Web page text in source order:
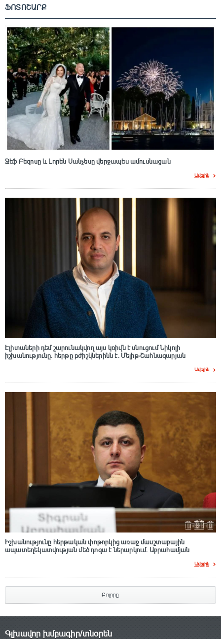
ՖՈՏՈՇԱՐՔ
Ջեֆ Բեզոսը և Լորեն Սանչեսը վերջապես ամուսնացան
Ավելին
Էլիտաների դեմ շարունակվող այս կռիվն է սնուցում Նիկոլի
իշխանությունը. հերթը բժիշկներինն է. Մելիք-Շահնազարյան
Ավելին
Իշխանությունը հերթական փոթորկից առաջ մասշտաբային
ապատեղեկատվության մեծ դnզա է ներարկում․ Աբրահամյան
Ավելին
Բոլորը
Գլխավոր խմբագիր/տնօրեն